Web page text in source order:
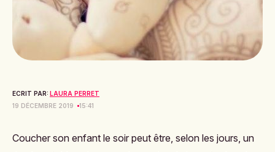
ECRIT PAR: LAURA PERRET
19 DÉCEMBRE 2019
15:41
Coucher son enfant le soir peut être, selon les jours, un